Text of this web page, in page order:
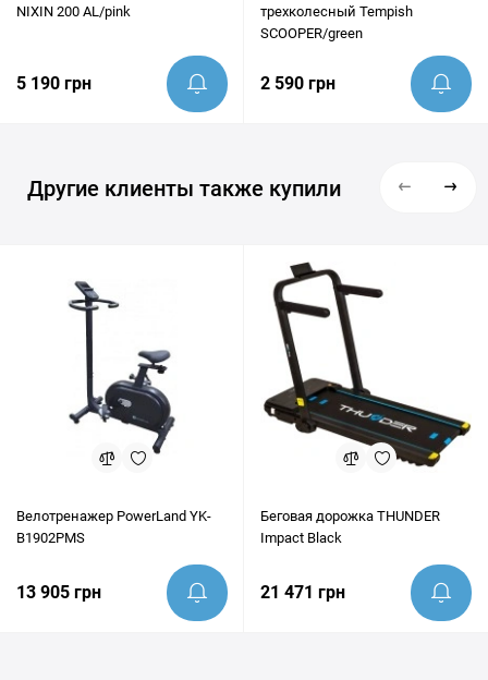
NIXIN 200 AL/pink
5 190 грн
трехколесный Tempish
SCOOPER/green
2 590 грн
Другие клиенты также купили
Велотренажер PowerLand YK-
B1902PMS
13 905 грн
Беговая дорожка THUNDER
Impact Black
21 471 грн